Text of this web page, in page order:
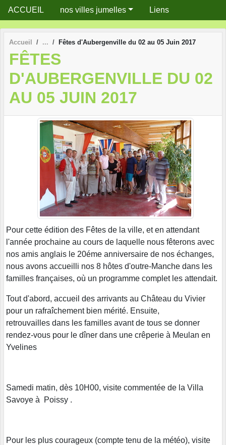
ACCUEIL nos villes jumelles Liens
Accueil Fêtes d'Aubergenville du 02 au 05 Juin 2017
FÊTES
D'AUBERGENVILLE DU 02
AU 05 JUIN 2017
Pour cette édition des Fêtes de la ville, et en attendant
l'année prochaine au cours de laquelle nous fêterons avec
nos amis anglais le 20éme anniversaire de nos échanges,
nous avons accueilli nos 8 hôtes d'outre-Manche dans les
familles françaises, où un programme complet les attendait.
Tout d'abord, accueil des arrivants au Château du Vivier
pour un rafraîchement bien mérité. Ensuite,
retrouvailles dans les familles avant de tous se donner
rendez-vous pour le dîner dans une crêperie à Meulan en
Yvelines
Samedi matin, dès 10H00, visite commentée de la Villa
Savoye à Poissy .
Pour les plus courageux (compte tenu de la météo), visite
Panneau de gestion des cookies